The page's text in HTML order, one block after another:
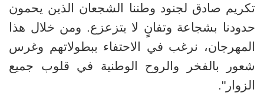
تكريم صادق لجنود وطننا الشجعان الذين يحمون
حدودنا بشجاعة وتفانٍ لا يتزعزع. ومن خلال هذا
المهرجان، نرغب في الاحتفاء ببطولاتهم وغرس
شعور بالفخر والروح الوطنية في قلوب جميع
الزوار ."